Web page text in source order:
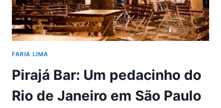
QUALIDADE
DE
VIDA
ALÉM
FARIA LIMA
Pirajá Bar: Um pedacinho do
Rio de Janeiro em São Paulo